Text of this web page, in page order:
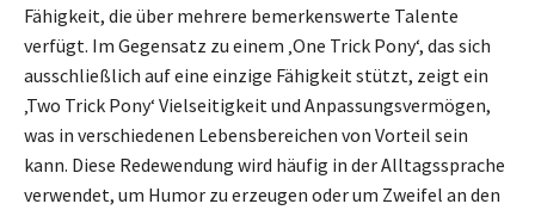
Fähigkeit, die über mehrere bemerkenswerte Talente
verfügt. Im Gegensatz zu einem ‚One Trick Pony‘, das sich
ausschließlich auf eine einzige Fähigkeit stützt, zeigt ein
‚Two Trick Pony‘ Vielseitigkeit und Anpassungsvermögen,
was in verschiedenen Lebensbereichen von Vorteil sein
kann. Diese Redewendung wird häufig in der Alltagssprache
verwendet, um Humor zu erzeugen oder um Zweifel an den